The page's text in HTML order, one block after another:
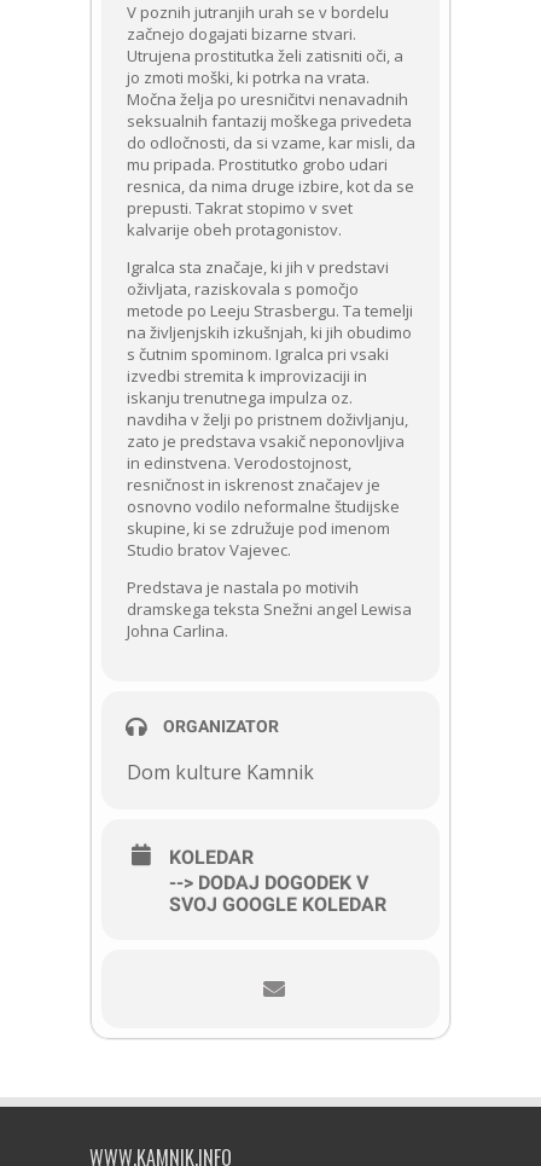
V poznih jutranjih urah se v bordelu
začnejo dogajati bizarne stvari.
Utrujena prostitutka želi zatisniti oči, a
jo zmoti moški, ki potrka na vrata.
Močna želja po uresničitvi nenavadnih
seksualnih fantazij moškega privedeta
do odločnosti, da si vzame, kar misli, da
mu pripada. Prostitutko grobo udari
resnica, da nima druge izbire, kot da se
prepusti. Takrat stopimo v svet
kalvarije obeh protagonistov.
Igralca sta značaje, ki jih v predstavi
oživljata, raziskovala s pomočjo
metode po Leeju Strasbergu. Ta temelji
na življenjskih izkušnjah, ki jih obudimo
s čutnim spominom. Igralca pri vsaki
izvedbi stremita k improvizaciji in
iskanju trenutnega impulza oz.
navdiha v želji po pristnem doživljanju,
zato je predstava vsakič neponovljiva
in edinstvena. Verodostojnost,
resničnost in iskrenost značajev je
osnovno vodilo neformalne študijske
skupine, ki se združuje pod imenom
Studio bratov Vajevec.
Predstava je nastala po motivih
dramskega teksta Snežni angel Lewisa
Johna Carlina.
ORGANIZATOR
Dom kulture Kamnik
KOLEDAR
--> DODAJ DOGODEK V
SVOJ GOOGLE KOLEDAR
WWW.KAMNIK.INFO